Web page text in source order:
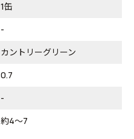
1缶
-
カントリーグリーン
0.7
-
約4～7